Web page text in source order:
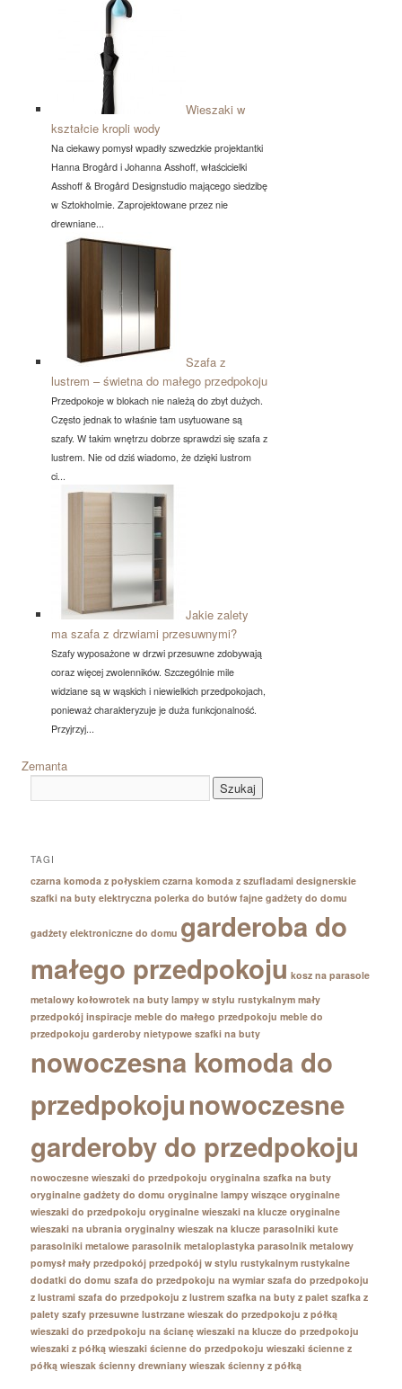
Wieszaki w
kształcie kropli wody
Na ciekawy pomysł wpadły szwedzkie projektantki
Hanna Brogård i Johanna Asshoff, właścicielki
Asshoff & Brogård Designstudio mającego siedzibę
w Sztokholmie. Zaprojektowane przez nie
drewniane...
Szafa z
lustrem – świetna do małego przedpokoju
Przedpokoje w blokach nie należą do zbyt dużych.
Często jednak to właśnie tam usytuowane są
szafy. W takim wnętrzu dobrze sprawdzi się szafa z
lustrem. Nie od dziś wiadomo, że dzięki lustrom
ci...
Jakie zalety
ma szafa z drzwiami przesuwnymi?
Szafy wyposażone w drzwi przesuwne zdobywają
coraz więcej zwolenników. Szczególnie mile
widziane są w wąskich i niewielkich przedpokojach,
ponieważ charakteryzuje je duża funkcjonalność.
Przyjrzyj...
Zemanta
TAGI
czarna komoda z połyskiem czarna komoda z szufladami designerskie
szafki na buty elektryczna polerka do butów fajne gadżety do domu
gadżety elektroniczne do domu garderoba do
małego przedpokoju kosz na parasole
metalowy kołowrotek na buty lampy w stylu rustykalnym mały
przedpokój inspiracje meble do małego przedpokoju meble do
przedpokoju garderoby nietypowe szafki na buty
nowoczesna komoda do
przedpokojunowoczesne
garderoby do przedpokoju
nowoczesne wieszaki do przedpokoju oryginalna szafka na buty
oryginalne gadżety do domu oryginalne lampy wiszące oryginalne
wieszaki do przedpokoju oryginalne wieszaki na klucze oryginalne
wieszaki na ubrania oryginalny wieszak na klucze parasolniki kute
parasolniki metalowe parasolnik metaloplastyka parasolnik metalowy
pomysł mały przedpokój przedpokój w stylu rustykalnym rustykalne
dodatki do domu szafa do przedpokoju na wymiar szafa do przedpokoju
z lustrami szafa do przedpokoju z lustrem szafka na buty z palet szafka z
palety szafy przesuwne lustrzane wieszak do przedpokoju z półką
wieszaki do przedpokoju na ścianę wieszaki na klucze do przedpokoju
wieszaki z półką wieszaki ścienne do przedpokoju wieszaki ścienne z
półką wieszak ścienny drewniany wieszak ścienny z półką